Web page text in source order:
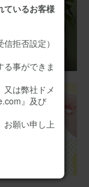
2025/10/31
でくれました
た。
カード付き
ているお客様
拒否設定）
事ができま
又は弊社ドメ
』及び
お願い申し上